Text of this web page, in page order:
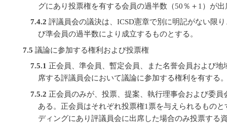
グにあり投票権を有する会員の過半数（50％＋1）が
7.4.2 評議員会の議決は、ICSD憲章で別に明記がない限
び準会員の過半数により成立するものとする。
7.5 議論に参加する権利および投票権
7.5.1 正会員、準会員、暫定会員、また名誉会員および
席する評議員会において議論に参加する権利を有する
7.5.2 正会員のみが、投票、提案、執行理事会および委
ある。正会員はそれぞれ投票権1票を与えられるもの
ディングにあり評議員会に出席した場合のみ投票する